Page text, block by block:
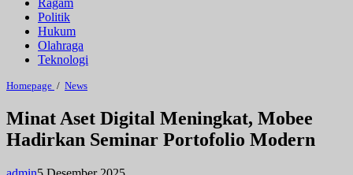
Ragam
Politik
Hukum
Olahraga
Teknologi
Homepage / NewsMinat
Digital
Meningkat,
Mobee
Hadirkan
Minat Aset Digital Meningkat, Mobee
Hadirkan Seminar Portofolio Modern